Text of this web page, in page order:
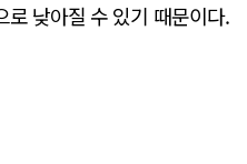
로 낮아질 수 있기 때문이다.